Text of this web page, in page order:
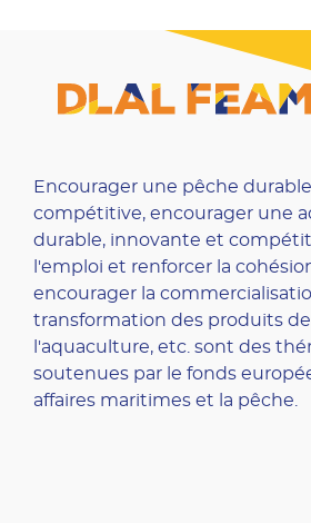
Encourager une pêche
compétitive, encourager une
durable, innovante et
l'emploi et renforcer la
encourager la
transformation des produits
l'aquaculture, etc. sont des
soutenues par le fonds
affaires maritimes et la pêche.